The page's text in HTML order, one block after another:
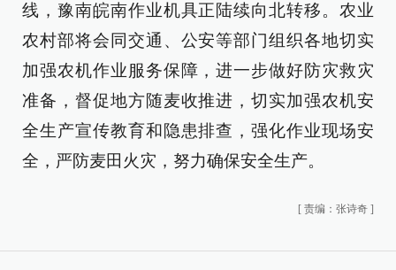
线，豫南皖南作业机具正陆续向北转移。农业
农村部将会同交通、公安等部门组织各地切实
加强农机作业服务保障，进一步做好防灾救灾
准备，督促地方随麦收推进，切实加强农机安
全生产宣传教育和隐患排查，强化作业现场安
全，严防麦田火灾，努力确保安全生产。
[ 责编：张诗奇 ]